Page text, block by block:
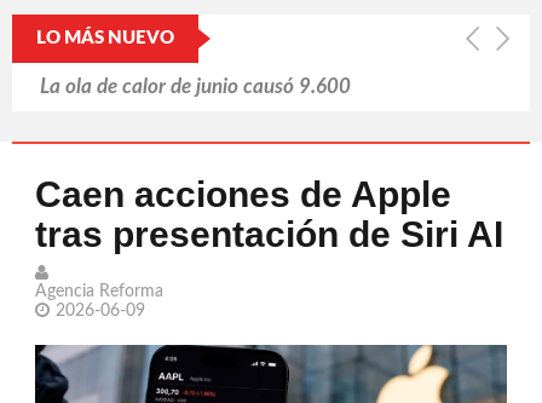
LO MÁS NUEVO
La ola de calor de junio causó 9.600
Japón y las armas nucleares: un tabú
que da señales de romperse
China denuncia amenazas de EEUU a
Santos pierde hasta en la Leagues Cup
Caen acciones de Apple
tras presentación de Siri AI
Agencia Reforma
2026-06-09